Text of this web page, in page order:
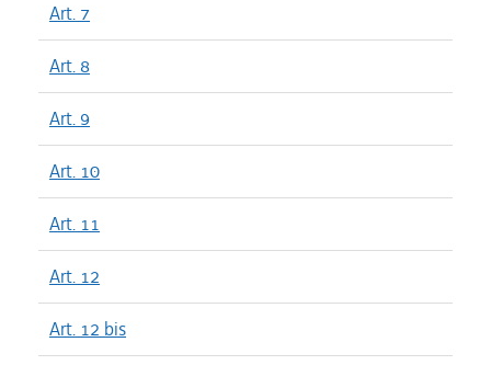
Art. 7
Art. 8
Art. 9
Art. 10
Art. 11
Art. 12
Art. 12 bis